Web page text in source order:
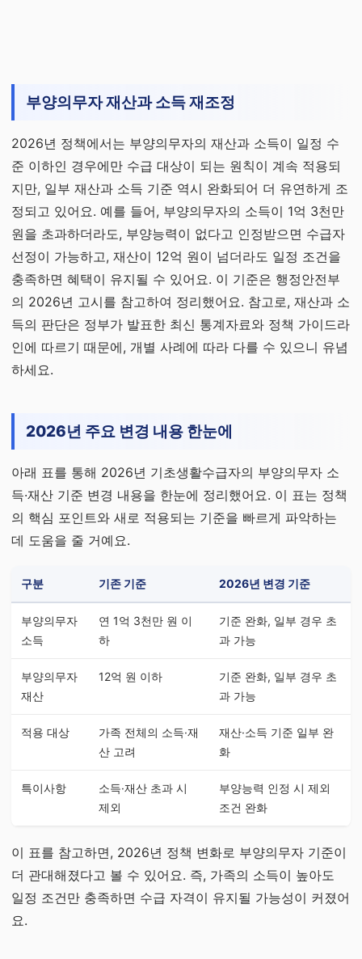
부양의무자 재산과 소득 재조정
2026년 정책에서는 부양의무자의 재산과 소득이 일정 수
준 이하인 경우에만 수급 대상이 되는 원칙이 계속 적용되
지만, 일부 재산과 소득 기준 역시 완화되어 더 유연하게 조
정되고 있어요. 예를 들어, 부양의무자의 소득이 1억 3천만
원을 초과하더라도, 부양능력이 없다고 인정받으면 수급자
선정이 가능하고, 재산이 12억 원이 넘더라도 일정 조건을
충족하면 혜택이 유지될 수 있어요. 이 기준은 행정안전부
의 2026년 고시를 참고하여 정리했어요. 참고로, 재산과 소
득의 판단은 정부가 발표한 최신 통계자료와 정책 가이드라
인에 따르기 때문에, 개별 사례에 따라 다를 수 있으니 유념
하세요.
2026년 주요 변경 내용 한눈에
아래 표를 통해 2026년 기초생활수급자의 부양의무자 소
득·재산 기준 변경 내용을 한눈에 정리했어요. 이 표는 정책
의 핵심 포인트와 새로 적용되는 기준을 빠르게 파악하는
데 도움을 줄 거예요.
구분 기존 기준 2026년 변경 기준
부양의무자
소득
연 1억 3천만 원 이
하
기준 완화, 일부 경우 초
과 가능
부양의무자
재산
12억 원 이하
기준 완화, 일부 경우 초
과 가능
적용 대상
가족 전체의 소득·재
산 고려
재산·소득 기준 일부 완
화
특이사항
소득·재산 초과 시
제외
부양능력 인정 시 제외
조건 완화
이 표를 참고하면, 2026년 정책 변화로 부양의무자 기준이
더 관대해졌다고 볼 수 있어요. 즉, 가족의 소득이 높아도
일정 조건만 충족하면 수급 자격이 유지될 가능성이 커졌어
요.